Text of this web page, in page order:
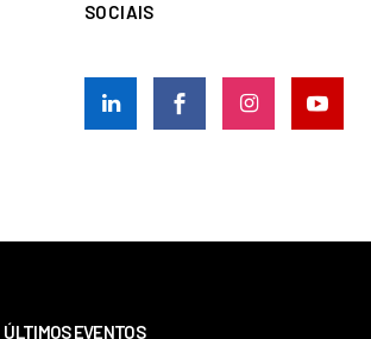
SOCIAIS
ÚLTIMOS EVENTOS